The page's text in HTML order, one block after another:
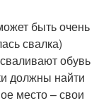
быть очень
свалка)
обувь
должны найти
место – свои